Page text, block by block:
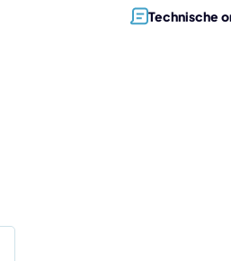
Technische